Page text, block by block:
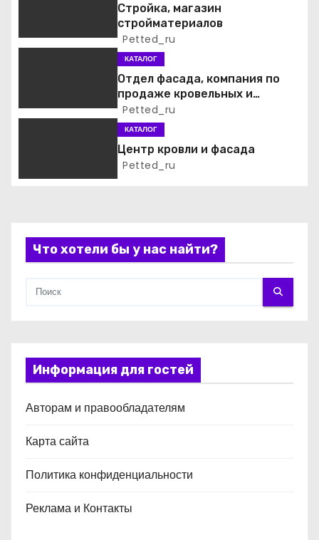
п
а
и
я
м
Стройка, магазин
стройматериалов
Petted_ru
КАТАЛОГ
Отдел фасада, компания по
продаже кровельных и
фасадных материалов
Petted_ru
КАТАЛОГ
Центр кровли и фасада
Petted_ru
Что хотели бы у нас найти?
Информация для гостей
Авторам и правообладателям
Карта сайта
Политика конфиденциальности
Реклама и Контакты